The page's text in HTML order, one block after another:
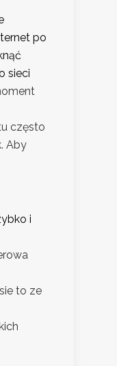
po
sieci
często
Aby
i
to ze